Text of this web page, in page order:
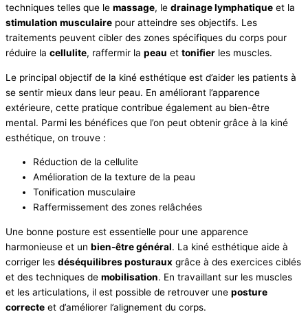
techniques telles que le massage, le drainage lymphatique et la
stimulation musculaire pour atteindre ses objectifs. Les
traitements peuvent cibler des zones spécifiques du corps pour
réduire la cellulite, raffermir la peau et tonifier les muscles.
Le principal objectif de la kiné esthétique est d’aider les patients à
se sentir mieux dans leur peau. En améliorant l’apparence
extérieure, cette pratique contribue également au bien-être
mental. Parmi les bénéfices que l’on peut obtenir grâce à la kiné
esthétique, on trouve :
Réduction de la cellulite
Amélioration de la texture de la peau
Tonification musculaire
Raffermissement des zones relâchées
Une bonne posture est essentielle pour une apparence
harmonieuse et un bien-être général. La kiné esthétique aide à
corriger les déséquilibres posturaux grâce à des exercices ciblés
et des techniques de mobilisation. En travaillant sur les muscles
et les articulations, il est possible de retrouver une posture
correcte et d’améliorer l’alignement du corps.